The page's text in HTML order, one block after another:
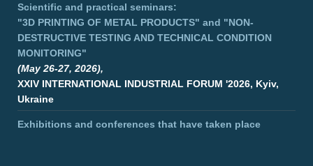
Scientific and practical seminars:
"3D PRINTING OF METAL PRODUCTS" and "NON-
DESTRUCTIVE TESTING AND TECHNICAL CONDITION
MONITORING"
(May 26-27, 2026),
XXIV INTERNATIONAL INDUSTRIAL FORUM '2026, Kyiv,
Ukraine
Exhibitions and conferences that have taken place